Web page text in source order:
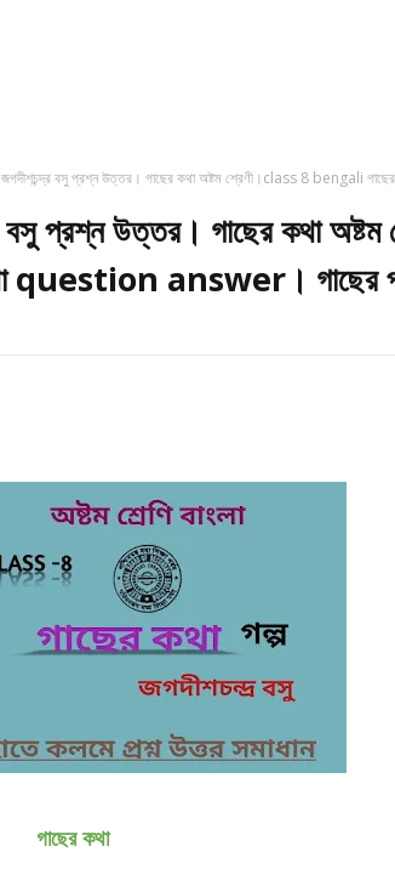
জগদীশচন্দ্র বসু প্রশ্ন উত্তর। গাছের কথা অষ্টম শ্রেণী।class 8 bengali
বসু প্রশ্ন উত্তর। গাছের কথা
question answer। গাছের
গাছের কথা